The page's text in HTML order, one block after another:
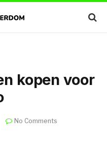
kopen voor
No Comments